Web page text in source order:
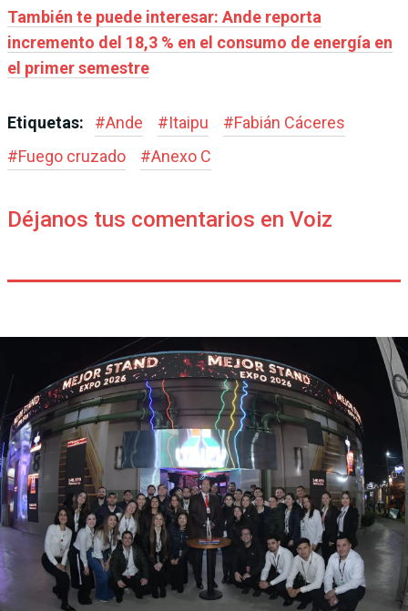
También te puede interesar: Ande reporta
incremento del 18,3 % en el consumo de energía en
el primer semestre
Etiquetas: #Ande #Itaipu #Fabián Cáceres
#Fuego cruzado #Anexo C
Déjanos tus comentarios en Voiz